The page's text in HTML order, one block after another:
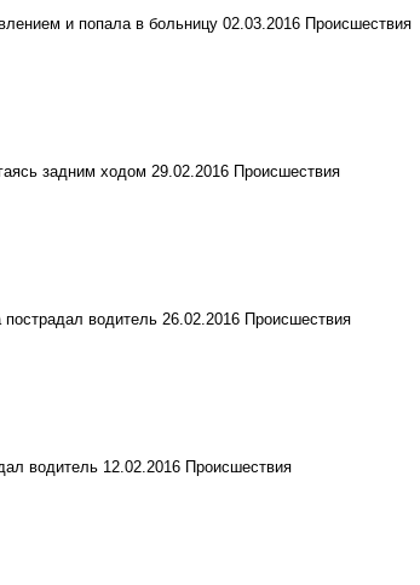
и попала в больницу 02.03.2016 Происшествия
задним ходом 29.02.2016 Происшествия
водитель 26.02.2016 Происшествия
водитель 12.02.2016 Происшествия